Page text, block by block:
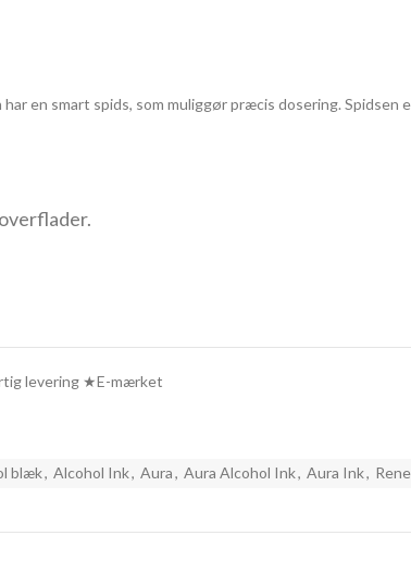
en smart spids, som muliggør præcis dosering. Spidsen
levering ★E-mærket
blæk, Alcohol Ink, Aura, Aura Alcohol Ink, Aura Ink,